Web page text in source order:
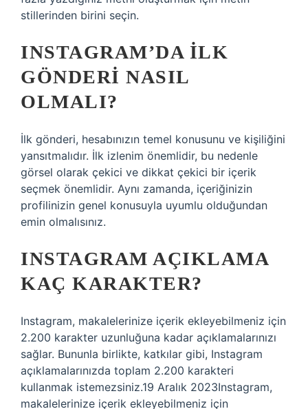
stillerinden birini seçin.
INSTAGRAM’DA ILK
GÖNDERI NASIL
OLMALI?
İlk gönderi, hesabınızın temel konusunu ve kişiliğini
yansıtmalıdır. İlk izlenim önemlidir, bu nedenle
görsel olarak çekici ve dikkat çekici bir içerik
seçmek önemlidir. Aynı zamanda, içeriğinizin
profilinizin genel konusuyla uyumlu olduğundan
emin olmalısınız.
INSTAGRAM AÇIKLAMA
KAÇ KARAKTER?
Instagram, makalelerinize içerik ekleyebilmeniz için
2.200 karakter uzunluğuna kadar açıklamalarınızı
sağlar. Bununla birlikte, katkılar gibi, Instagram
açıklamalarınızda toplam 2.200 karakteri
kullanmak istemezsiniz.19 Aralık 2023Instagram,
makalelerinize içerik ekleyebilmeniz için